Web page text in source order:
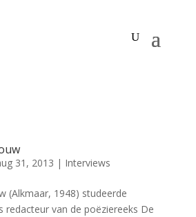
31, 2013 | Interviews
(Alkmaar, 1948) studeerde
redacteur van de poëziereeks De